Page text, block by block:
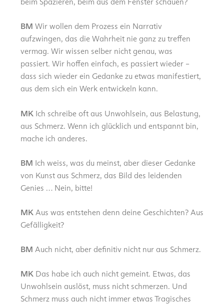
BM Wir wollen dem Prozess ein Narrativ
aufzwingen, das die Wahrheit nie ganz zu treffen
vermag. Wir wissen selber nicht genau, was
passiert. Wir hoffen einfach, es passiert wieder –
dass sich wieder ein Gedanke zu etwas manifestiert,
aus dem sich ein Werk entwickeln kann.
MK Ich schreibe oft aus Unwohlsein, aus Belastung,
aus Schmerz. Wenn ich glücklich und entspannt bin,
mache ich anderes.
BM Ich weiss, was du meinst, aber dieser Gedanke
von Kunst aus Schmerz, das Bild des leidenden
Genies … Nein, bitte!
MK Aus was entstehen denn deine Geschichten? Aus
Gefälligkeit?
BM Auch nicht, aber definitiv nicht nur aus Schmerz.
MK Das habe ich auch nicht gemeint. Etwas, das
Unwohlsein auslöst, muss nicht schmerzen. Und
Schmerz muss auch nicht immer etwas Tragisches